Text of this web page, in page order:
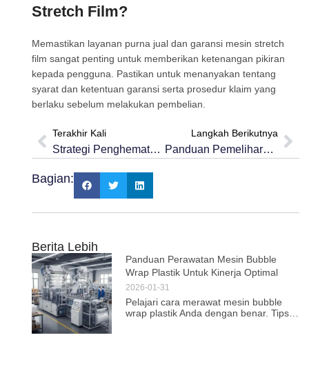
Stretch Film?
Memastikan layanan purna jual dan garansi mesin stretch
film sangat penting untuk memberikan ketenangan pikiran
kepada pengguna. Pastikan untuk menanyakan tentang
syarat dan ketentuan garansi serta prosedur klaim yang
berlaku sebelum melakukan pembelian.
Terakhir Kali
Strategi Penghematan Biaya Dalam Penggunaan Stretch Film
Langkah Berikutnya
Panduan Pemeliharaan Mesin Menggorok Untuk Kinerja Optimal
Bagian:
Berita Lebih
Panduan Perawatan Mesin Bubble
Wrap Plastik Untuk Kinerja Optimal
2026-01-31
Pelajari cara merawat mesin bubble
wrap plastik Anda dengan benar. Tips